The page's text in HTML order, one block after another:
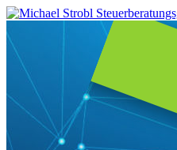
Michael
Strobl
Steuerberatungsgesellschaft
mbH
Steuerberater
in